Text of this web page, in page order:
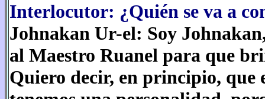
Interlocutor: ¿Quién se va a
Johnakan Ur-el: Soy
al Maestro Ruanel para que
Quiero decir, en principio, que